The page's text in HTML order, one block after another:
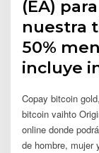
(EA)
nuestra
50%
incluye
Copay bitcoin
bitcoin vaihto
online donde
de hombre, mujer